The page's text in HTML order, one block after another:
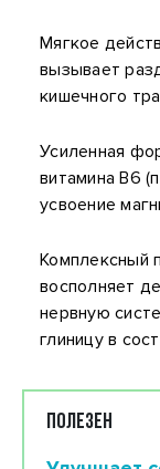
Мягкое
вызывает
кишечного
Усиленная
витамина B6
усвоение
Комплексный
восполняет
нервную
глиницу в
ПОЛЕЗЕН